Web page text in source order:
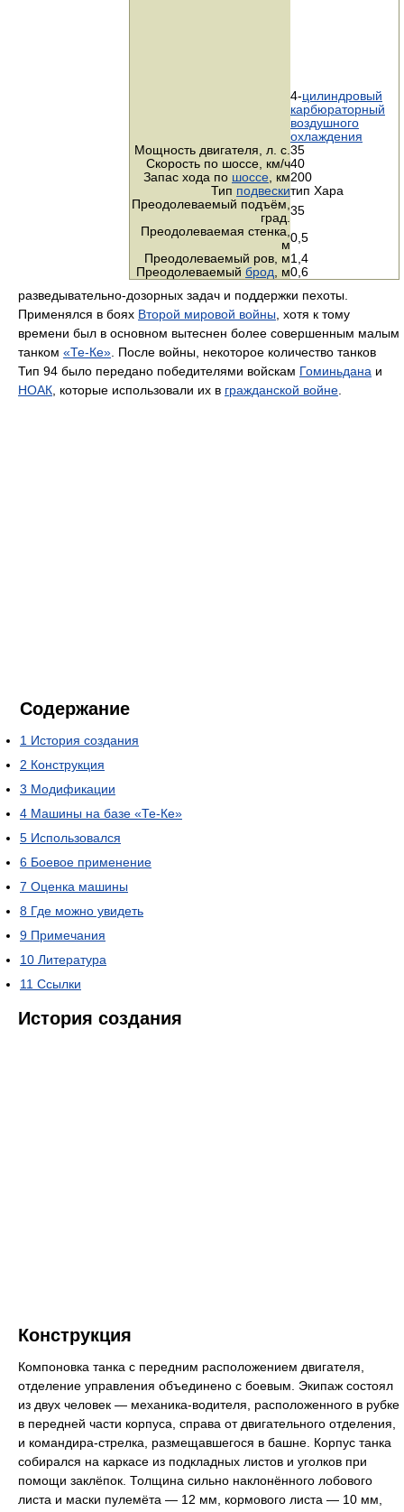
4-цилиндровый
карбюраторный
воздушного
охлаждения
Мощность двигателя, л. с. 35
Скорость по шоссе, км/ч40
Запас хода по шоссе , км200
Тип подвескитип Хара
Преодолеваемый подъём,
град. 35
Преодолеваемая стенка,
м0,5
Преодолеваемый ров, м1,4
Преодолеваемый брод , м0,6
разведывательно-дозорных задач и поддержки пехоты.
Применялся в боях Второй мировой войны , хотя к тому
времени был в основном вытеснен более совершенным малым
танком «Те-Ке» . После войны, некоторое количество танков
Тип 94 было передано победителями войскам Гоминьдана и
НОАК , которые использовали их в гражданской войне
Содержание
1 История создания
2 Конструкция
3 Модификации
4 Машины на базе «Те-Ке»
5 Использовался
6 Боевое применение
7 Оценка машины
8 Где можно увидеть
9 Примечания
10 Литература
11 Ссылки
История создания
Конструкция
Компоновка танка с передним расположением двигателя,
отделение управления объединено с боевым. Экипаж состоял
из двух человек — механика-водителя, расположенного в рубке
в передней части корпуса, справа от двигательного отделения,
и командира-стрелка, размещавшегося в башне. Корпус танка
собирался на каркасе из подкладных листов и уголков при
помощи заклёпок. Толщина сильно наклонённого лобового
листа и маски пулемёта — 12 мм, кормового листа — 10 мм,